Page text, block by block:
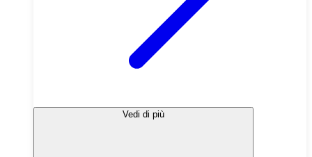
Vedi di più